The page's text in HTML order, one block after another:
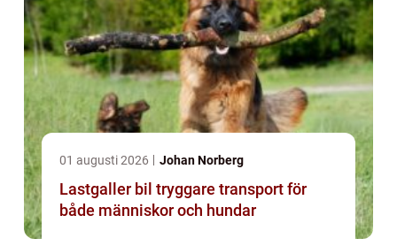
01 augusti 2026 Johan Norberg
Lastgaller bil tryggare transport för
både människor och hundar